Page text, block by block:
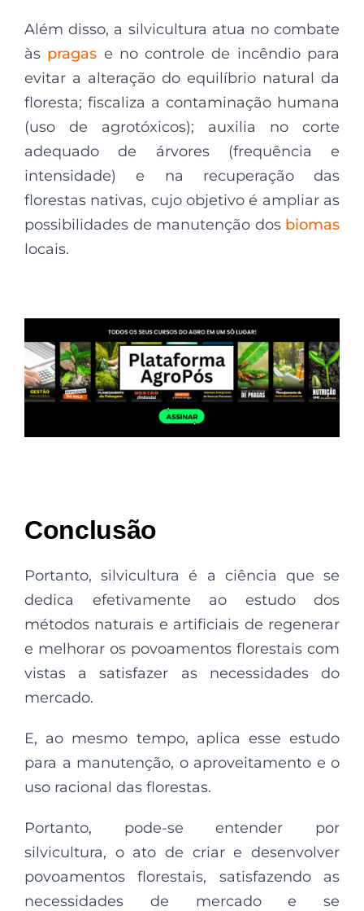
Além disso, a silvicultura atua no combate
às pragas e no controle de incêndio para
evitar a alteração do equilíbrio natural da
floresta; fiscaliza a contaminação humana
(uso de agrotóxicos); auxilia no corte
adequado de árvores (frequência e
intensidade) e na recuperação das
florestas nativas, cujo objetivo é ampliar as
possibilidades de manutenção dos biomas
locais.
Conclusão
Portanto, silvicultura é a ciência que se
dedica efetivamente ao estudo dos
métodos naturais e artificiais de regenerar
e melhorar os povoamentos florestais com
vistas a satisfazer as necessidades do
mercado.
E, ao mesmo tempo, aplica esse estudo
para a manutenção, o aproveitamento e o
uso racional das florestas.
Portanto, pode-se entender por
silvicultura, o ato de criar e desenvolver
povoamentos florestais, satisfazendo as
necessidades de mercado e se